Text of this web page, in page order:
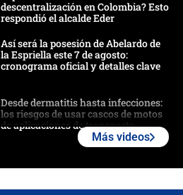
descentralización en Colombia? Esto
respondió el alcalde Eder
Así será la posesión de Abelardo de
la Espriella este 7 de agosto:
cronograma oficial y detalles clave
Desde dermatitis hasta infecciones:
los riesgos de usar cascos de motos
de aplicaciones de transporte
Más videos